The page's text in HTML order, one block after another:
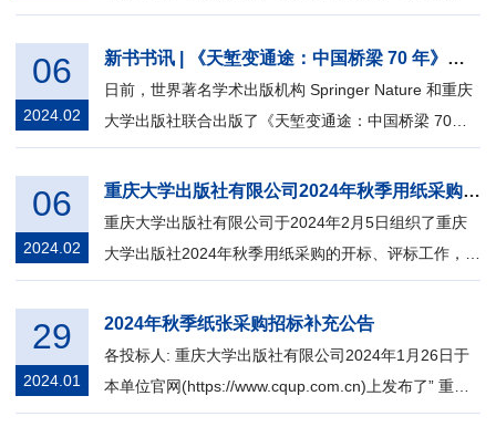
成部分，也是促进全民阅读、助推文化...
新书书讯 | 《天堑变通途：中国桥梁 70 年》英文版正式出版
日前，世界著名学术出版机构 Springer Nature 和重庆
大学出版社联合出版了《天堑变通途：中国桥梁 70
年》的英文版 70 Years of C...
06
2024.02
重庆大学出版社有限公司2024年秋季用纸采购招标拟中标单位结果公告
重庆大学出版社有限公司于2024年2月5日组织了重庆
大学出版社2024年秋季用纸采购的开标、评标工作，按
规定已完成全部评标程序，拟中标单位如...
06
2024.02
2024年秋季纸张采购招标补充公告
各投标人: 重庆大学出版社有限公司2024年1月26日于
本单位官网(https://www.cqup.com.cn)上发布了” 重庆
大学出版社 2024年秋季纸张采购...
29
2024.01